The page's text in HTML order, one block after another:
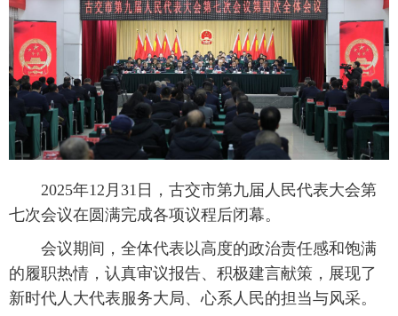
看天下 晋月读 最太原 网罗民生
太原日报 太原晚报 热评 社区
2025年12月31日，古交市第九届人民代表大会第
七次会议在圆满完成各项议程后闭幕。
会议期间，全体代表以高度的政治责任感和饱满
的履职热情，认真审议报告、积极建言献策，展现了
新时代人大代表服务大局、心系人民的担当与风采。